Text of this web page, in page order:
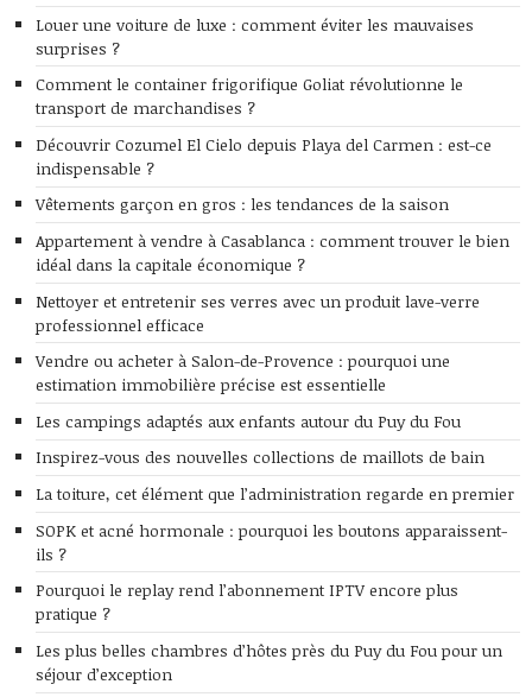
Louer une voiture de luxe : comment éviter les mauvaises
surprises ?
Comment le container frigorifique Goliat révolutionne le
transport de marchandises ?
Découvrir Cozumel El Cielo depuis Playa del Carmen : est-ce
indispensable ?
Vêtements garçon en gros : les tendances de la saison
Appartement à vendre à Casablanca : comment trouver le bien
idéal dans la capitale économique ?
Nettoyer et entretenir ses verres avec un produit lave-verre
professionnel efficace
Vendre ou acheter à Salon-de-Provence : pourquoi une
estimation immobilière précise est essentielle
Les campings adaptés aux enfants autour du Puy du Fou
Inspirez-vous des nouvelles collections de maillots de bain
La toiture, cet élément que l’administration regarde en premier
SOPK et acné hormonale : pourquoi les boutons apparaissent-
ils ?
Pourquoi le replay rend l’abonnement IPTV encore plus
pratique ?
Les plus belles chambres d’hôtes près du Puy du Fou pour un
séjour d’exception